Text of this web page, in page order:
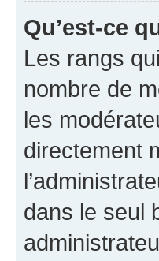
Qu’est-ce
Les rangs
nombre de
les
directement
dans le seul